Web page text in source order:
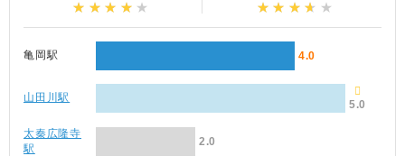
亀岡駅 4.0
山田川駅
5.0
太秦広隆寺
駅
2.0